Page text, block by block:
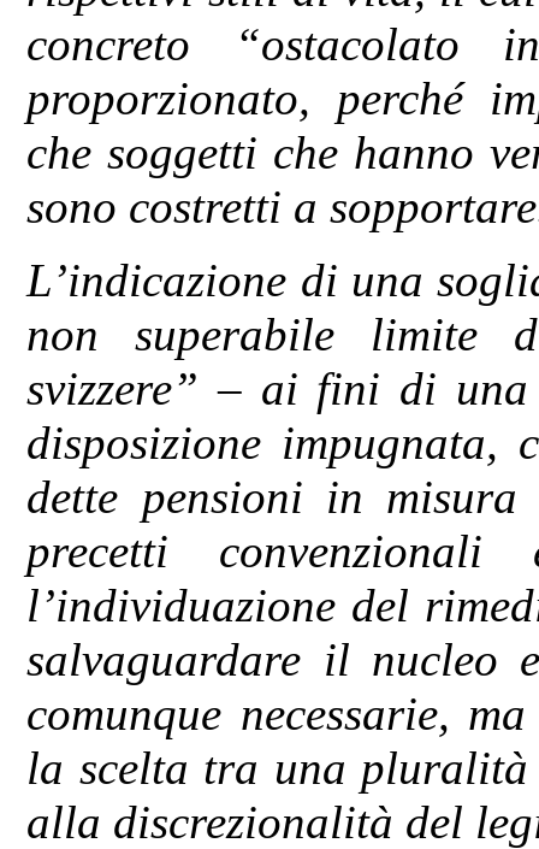
concreto “ostacolato
proporzionato, perché
che soggetti che hanno
sono costretti a
L’indicazione di una
non superabile limite
svizzere” – ai fini di
disposizione impugnata,
dette pensioni in
precetti
l’individuazione del
salvaguardare il nucleo
comunque necessarie,
la scelta tra una pluralità
alla discrezionalità del